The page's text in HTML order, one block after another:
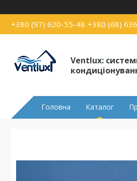
+380 (97) 620-55-48 +380 (68)
Ventlux:
Головна Каталог